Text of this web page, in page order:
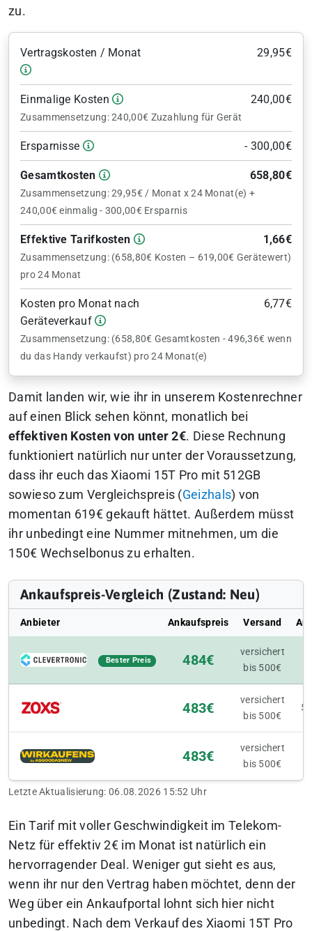
zu.
Vertragskosten / Monat 29,95€
Einmalige Kosten 240,00€
Zusammensetzung: 240,00€ Zuzahlung für Gerät
Ersparnisse - 300,00€
Gesamtkosten 658,80€
Zusammensetzung: 29,95€ / Monat x 24 Monat(e) +
240,00€ einmalig - 300,00€ Ersparnis
Effektive Tarifkosten 1,66€
Zusammensetzung: (658,80€ Kosten – 619,00€ Gerätewert)
pro 24 Monat
Kosten pro Monat nach
Geräteverkauf
6,77€
Zusammensetzung: (658,80€ Gesamtkosten - 496,36€ wenn
du das Handy verkaufst) pro 24 Monat(e)
Damit landen wir, wie ihr in unserem Kostenrechner
auf einen Blick sehen könnt, monatlich bei
effektiven Kosten von unter 2€. Diese Rechnung
funktioniert natürlich nur unter der Voraussetzung,
dass ihr euch das Xiaomi 15T Pro mit 512GB
sowieso zum Vergleichspreis (Geizhals) von
momentan 619€ gekauft hättet. Außerdem müsst
ihr unbedingt eine Nummer mitnehmen, um die
150€ Wechselbonus zu erhalten.
Ankaufspreis-Vergleich (Zustand: Neu)
Anbieter Ankaufspreis Versand
Bester Preis 484€
versichert
bis 500€
483€
versichert
bis 500€
5-
483€
versichert
bis 500€
Letzte Aktualisierung: 06.08.2026 15:52 Uhr
Ein Tarif mit voller Geschwindigkeit im Telekom-
Netz für effektiv 2€ im Monat ist natürlich ein
hervorragender Deal. Weniger gut sieht es aus,
wenn ihr nur den Vertrag haben möchtet, denn der
Weg über ein Ankaufportal lohnt sich hier nicht
unbedingt. Nach dem Verkauf des Xiaomi 15T Pro